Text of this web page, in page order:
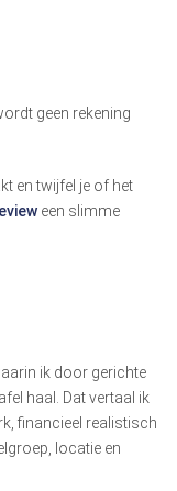
geen rekening
en twijfel je of het
een slimme
ik door gerichte
haal. Dat vertaal ik
financieel realistisch
locatie en